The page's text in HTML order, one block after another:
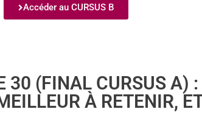
Accéder au CURSUS B
30 (FINAL CURSUS A) :
À RETENIR,